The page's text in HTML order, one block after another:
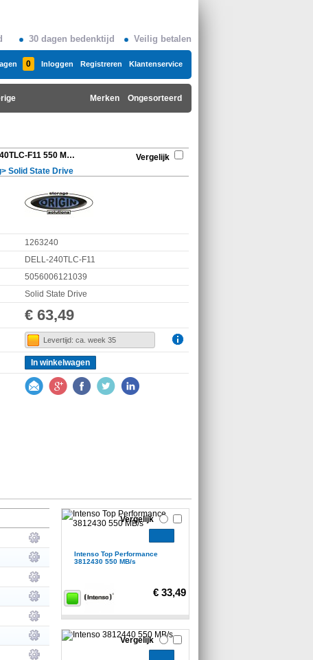
30 dagen bedenktijd Veilig betalen
0 Inloggen Registreren Klantenservice
Ongesorteerd
Merken
Origin Storage DELL-240TLC-F11 550 MB/s
Vergelijk
> Solid State Drive
1263240
DELL-240TLC-F11
5056006121039
Solid State Drive
€ 63,49
Levertijd: ca. week 35
In winkelwagen
Intenso Top Performance
3812430 550 MB/s
€ 33,49
Vergelijk
Vergelijk